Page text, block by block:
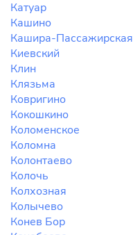
Катуар
Кашино
Кашира-Пассажирская
Киевский
Клин
Клязьма
Ковригино
Кокошкино
Коломенское
Коломна
Колонтаево
Колочь
Колхозная
Колычево
Конев Бор